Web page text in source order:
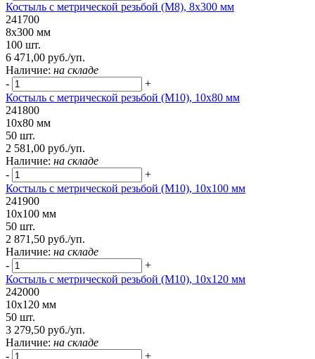
Костыль с метрической резьбой (М8), 8х300 мм
241700
8х300 мм
100 шт.
6 471,00 руб./уп.
Наличие: на складе
-
+
Костыль с метрической резьбой (М10), 10х80 мм
241800
10х80 мм
50 шт.
2 581,00 руб./уп.
Наличие: на складе
-
+
Костыль с метрической резьбой (М10), 10х100 мм
241900
10х100 мм
50 шт.
2 871,50 руб./уп.
Наличие: на складе
-
+
Костыль с метрической резьбой (М10), 10х120 мм
242000
10х120 мм
50 шт.
3 279,50 руб./уп.
Наличие: на складе
-
+